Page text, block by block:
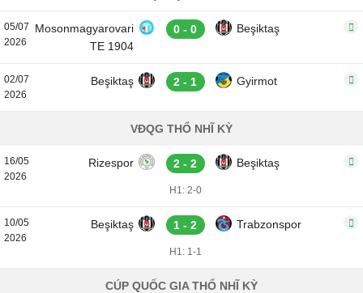
05/07
2026
Mosonmagyarovari
TE 1904
0 - 0 Beşiktaş
02/07
2026
Beşiktaş 2 - 1 Gyirmot
VĐQG THỔ NHĨ KỲ
16/05
2026
Rizespor 2 - 2 Beşiktaş
H1: 2-0
10/05
2026
Beşiktaş 1 - 2 Trabzonspor
H1: 1-1
CÚP QUỐC GIA THỔ NHĨ KỲ